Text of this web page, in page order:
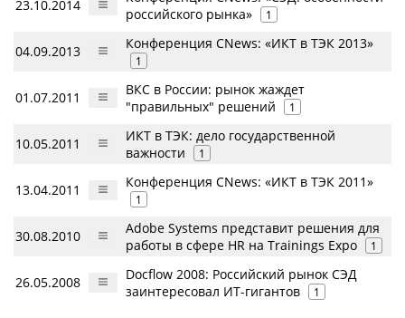
23.10.2014
российского рынка»
1
04.09.2013 Конференция CNews: «ИКТ в ТЭК 2013»
1
01.07.2011
ВКС в России: рынок жаждет
"правильных" решений
1
10.05.2011
ИКТ в ТЭК: дело государственной
важности
1
13.04.2011 Конференция CNews: «ИКТ в ТЭК 2011»
1
30.08.2010
Adobe Systems представит решения для
работы в сфере HR на Trainings Expo
1
26.05.2008
Docflow 2008: Российский рынок СЭД
заинтересовал ИТ-гигантов
1